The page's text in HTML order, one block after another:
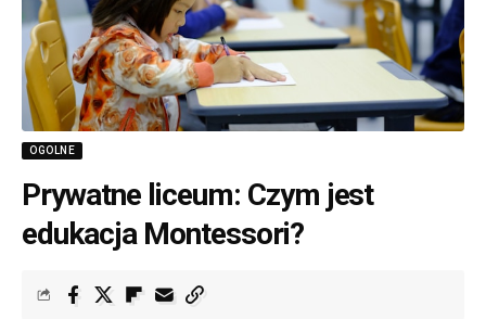
OGOLNE
Prywatne liceum: Czym jest
edukacja Montessori?